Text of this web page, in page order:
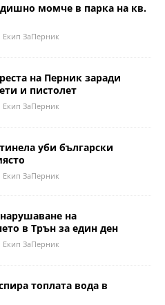
момче в парка на кв.
Eкип ЗаПерник
на Перник заради
и пистолет
Eкип ЗаПерник
уби български
Eкип ЗаПерник
на
в Трън за един ден
Eкип ЗаПерник
топлата вода в